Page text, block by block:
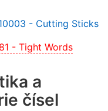
- Cutting Sticks
- Tight Words
a
čísel